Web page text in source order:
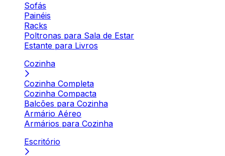
Sofás
Painéis
Racks
Poltronas para Sala de Estar
Estante para Livros
Cozinha
Cozinha Completa
Cozinha Compacta
Balcões para Cozinha
Armário Aéreo
Armários para Cozinha
Escritório